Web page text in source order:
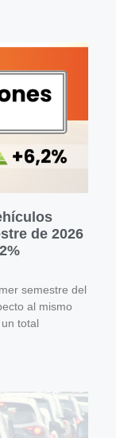
de 2026
semestre del
al mismo
total